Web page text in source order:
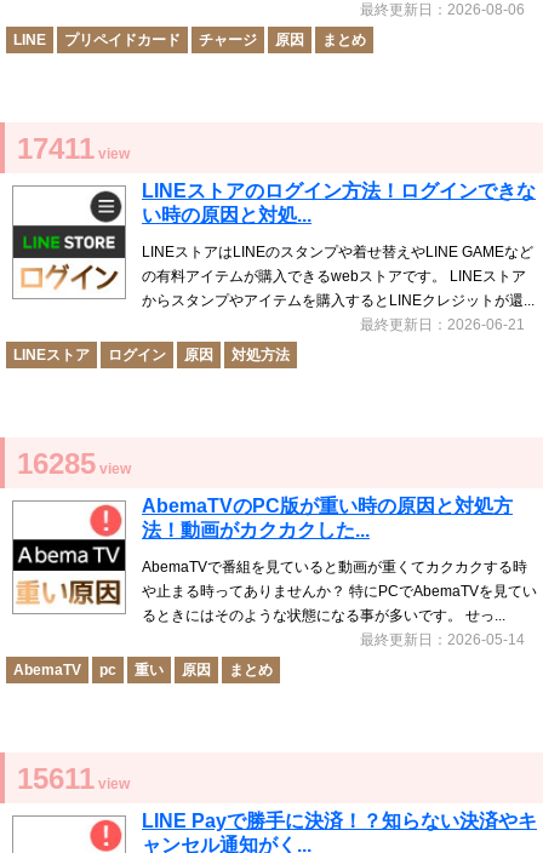
最終更新日：2026-08-06
LINE
プリペイドカード チャージ 原因 まとめ
17411 view
LINEストアのログイン方法！ログインできな
い時の原因と対処...
LINEストアはLINEのスタンプや着せ替えやLINE GAMEなど
の有料アイテムが購入できるwebストアです。 LINEストア
からスタンプやアイテムを購入するとLINEクレジットが還...
最終更新日：2026-06-21
LINEストア
ログイン 原因 対処方法
16285 view
AbemaTVのPC版が重い時の原因と対処方
法！動画がカクカクした...
AbemaTVで番組を見ていると動画が重くてカクカクする時
や止まる時ってありませんか？ 特にPCでAbemaTVを見てい
るときにはそのような状態になる事が多いです。 せっ...
最終更新日：2026-05-14
AbemaTV
pc 重い 原因 まとめ
15611 view
LINE Payで勝手に決済！？知らない決済やキ
ャンセル通知がく...